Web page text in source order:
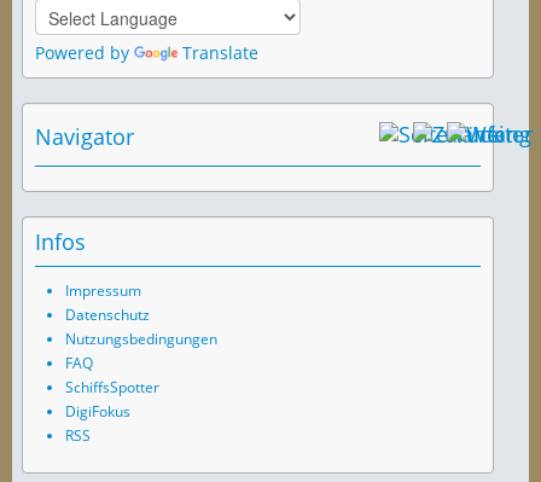
Powered by Translate
Navigator
Infos
Impressum
Datenschutz
Nutzungsbedingungen
FAQ
SchiffsSpotter
DigiFokus
RSS